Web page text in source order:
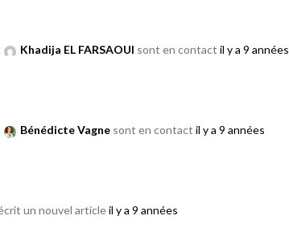
Khadija EL FARSAOUI sont en contact il y a 9 années
Bénédicte Vagne sont en contact il y a 9 années
un nouvel articleil y a 9 années